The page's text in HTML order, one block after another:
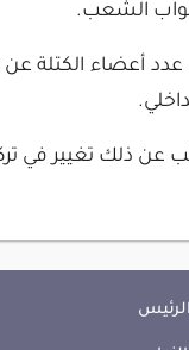
الشعب.
عدد أعضاء الكتلة
عن ذلك تغيير في
الرئيس